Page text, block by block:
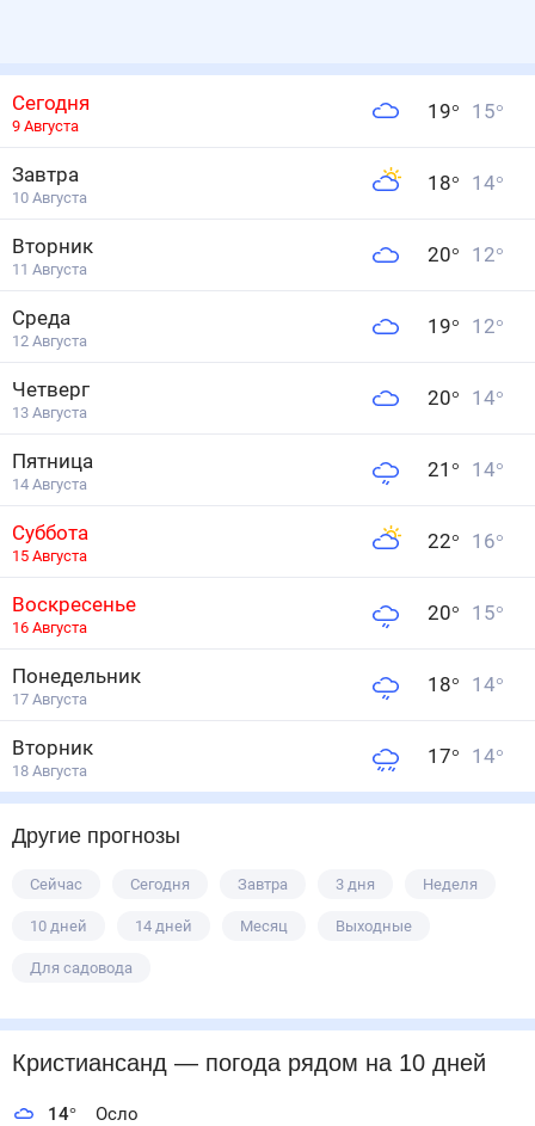
Сегодня
9 Августа
19° 15°
Завтра
10 Августа
18° 14°
Вторник
11 Августа
20° 12°
Среда
12 Августа
19° 12°
Четверг
13 Августа
20° 14°
Пятница
14 Августа
21 ° 14°
Суббота
15 Августа
22° 16°
Воскресенье
16 Августа
20° 15°
Понедельник
17 Августа
18° 14°
Вторник
18 Августа
17° 14°
Другие прогнозы
Сейчас Сегодня Завтра 3 дня Неделя
10 дней 14 дней Месяц Выходные
Для садовода
Кристиансанд — погода рядом на 10 дней
14° Осло